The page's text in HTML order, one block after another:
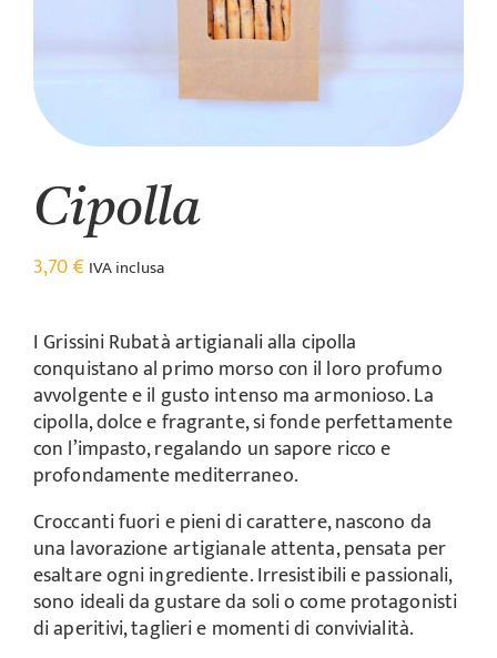
Cipolla
3,70€ IVA inclusa
I Grissini Rubatà artigianali alla cipolla
conquistano al primo morso con il loro profumo
avvolgente e il gusto intenso ma armonioso. La
cipolla, dolce e fragrante, si fonde perfettamente
con l’impasto, regalando un sapore ricco e
profondamente mediterraneo.
Croccanti fuori e pieni di carattere, nascono da
una lavorazione artigianale attenta, pensata per
esaltare ogni ingrediente. Irresistibili e passionali,
sono ideali da gustare da soli o come protagonisti
di aperitivi, taglieri e momenti di convivialità.